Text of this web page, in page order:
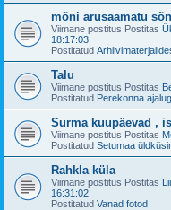
mõni arusaamatu
Viimane postitus Postitas
18:17:03
Postitatud
Talu
Viimane postitus Postitas
Postitatud Perekonna
Surma kuupäevad ,
Viimane postitus Postitas
Postitatud Setumaa
Rahkla küla
Viimane postitus Postitas
16:31:02
Postitatud Vanad fotod